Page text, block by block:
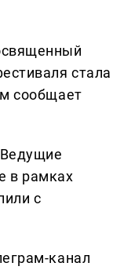
стала
сообщает
в рамках
с
канал